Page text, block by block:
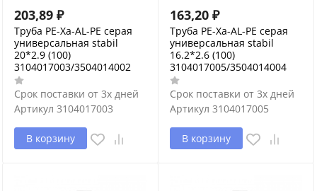
203,89 ₽
Труба PE-Xa-AL-PE серая
универсальная stabil
20*2.9 (100)
3104017003/3504014002
Срок поставки от 3х дней
Артикул 3104017003
В корзину
163,20 ₽
Труба PE-Xa-AL-PE серая
универсальная stabil
16.2*2.6 (100)
3104017005/3504014004
Срок поставки от 3х дней
Артикул 3104017005
В корзину